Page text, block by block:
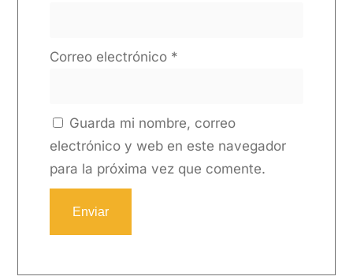
Correo electrónico *
Guarda mi nombre, correo
electrónico y web en este navegador
para la próxima vez que comente.